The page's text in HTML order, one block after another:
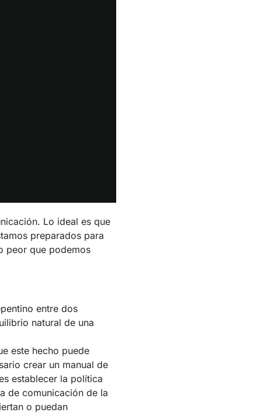
Lo ideal es que
preparados para
peor que podemos
entre dos
natural de una
este hecho puede
crear un manual de
establecer la política
de comunicación de la
o puedan